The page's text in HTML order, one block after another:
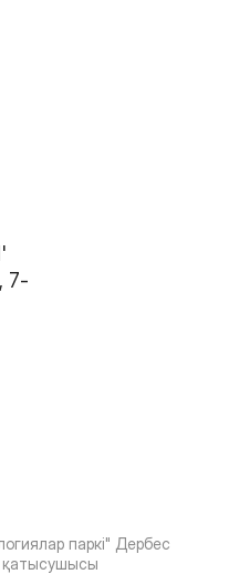
7-
паркі" Дербес
қатысушысы